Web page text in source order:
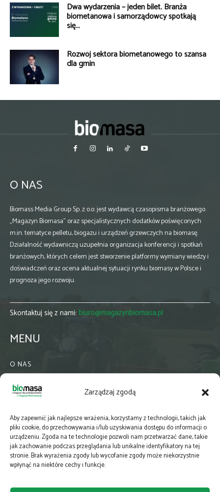
Zarządzaj zgodą
Aby zapewnić jak najlepsze wrażenia, korzystamy z technologii, takich jak
pliki cookie, do przechowywania i/lub uzyskiwania dostępu do informacji o
urządzeniu. Zgoda na te technologie pozwoli nam przetwarzać dane, takie
jak zachowanie podczas przeglądania lub unikalne identyfikatory na tej
stronie. Brak wyrażenia zgody lub wycofanie zgody może niekorzystnie
wpłynąć na niektóre cechy i funkcje.
Dwa wydarzenia – jeden bilet. Branża
biometanowa i samorządowcy spotkają
się...
Rozwój sektora biometanowego to szansa
dla gmin
O NAS
Biomass Media Group Sp. z o.o. jest wydawcą czasopisma branżowego
„Magazyn Biomasa” oraz specjalistycznych dodatków poświęconych
m.in. tematyce pelletu, biogazu i urządzeń grzewczych na biomasę.
Działalność wydawniczą uzupełnia organizacja konferencji i spotkań
branżowych, których celem jest stworzenie platformy wymiany wiedzy i
doświadczeń oraz ocena aktualnej sytuacji rynku biomasy w Polsce i
prognoza jego rozwoju.
Skontaktuj się z nami: biuro@magazynbiomasa.pl
MENU
O NAS
WSPÓŁPRACA
PRENUMERATA
NEWSLETTER
MAPY
E-WYDANIE